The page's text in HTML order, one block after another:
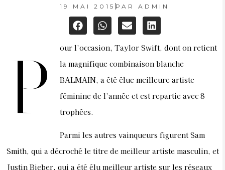
19 MAI 2015 PAR ADMIN
P
our l’occasion, Taylor Swift, dont on retient
la magnifique combinaison blanche
BALMAIN, a été élue meilleure artiste
féminine de l’année et est repartie avec 8
trophées.
Parmi les autres vainqueurs figurent Sam
Smith, qui a décroché le titre de meilleur artiste masculin, et
Justin Bieber, qui a été élu meilleur artiste sur les réseaux